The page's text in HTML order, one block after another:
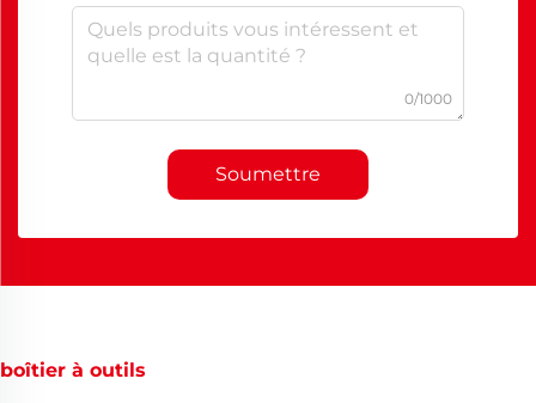
0/1000
Soumettre
boîtier à outils